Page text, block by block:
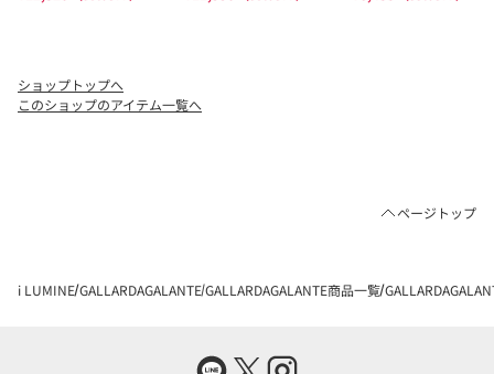
ショップトップへ
このショップのアイテム一覧へ
ページトップ
i LUMINE GALLARDAGALANTE GALLARDAGALANTE商品一覧